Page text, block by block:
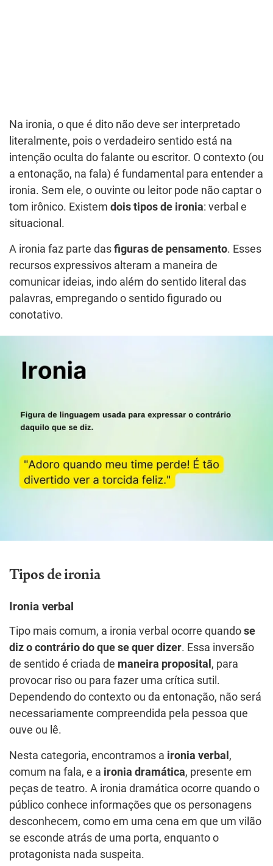
Na ironia, o que é dito não deve ser interpretado
literalmente, pois o verdadeiro sentido está na
intenção oculta do falante ou escritor. O contexto (ou
a entonação, na fala) é fundamental para entender a
ironia. Sem ele, o ouvinte ou leitor pode não captar o
tom irônico. Existem dois tipos de ironia: verbal e
situacional.
A ironia faz parte das figuras de pensamento. Esses
recursos expressivos alteram a maneira de
comunicar ideias, indo além do sentido literal das
palavras, empregando o sentido figurado ou
conotativo.
Tipos de ironia
Ironia verbal
Tipo mais comum, a ironia verbal ocorre quando se
diz o contrário do que se quer dizer. Essa inversão
de sentido é criada de maneira proposital , para
provocar riso ou para fazer uma crítica sutil.
Dependendo do contexto ou da entonação, não será
necessariamente compreendida pela pessoa que
ouve ou lê.
Nesta categoria, encontramos a ironia verbal ,
comum na fala, e a ironia dramática, presente em
peças de teatro. A ironia dramática ocorre quando o
público conhece informações que os personagens
desconhecem, como em uma cena em que um vilão
se esconde atrás de uma porta, enquanto o
protagonista nada suspeita.